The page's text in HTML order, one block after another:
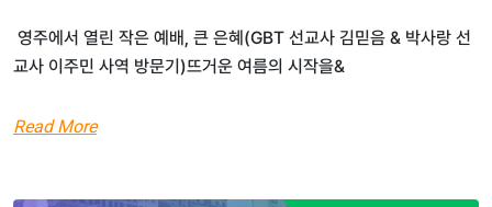
영주에서 열린 작은 예배, 큰 은혜(GBT 선교사 김믿음 & 박사랑 선
교사 이주민 사역 방문기)뜨거운 여름의 시작을&
Read More